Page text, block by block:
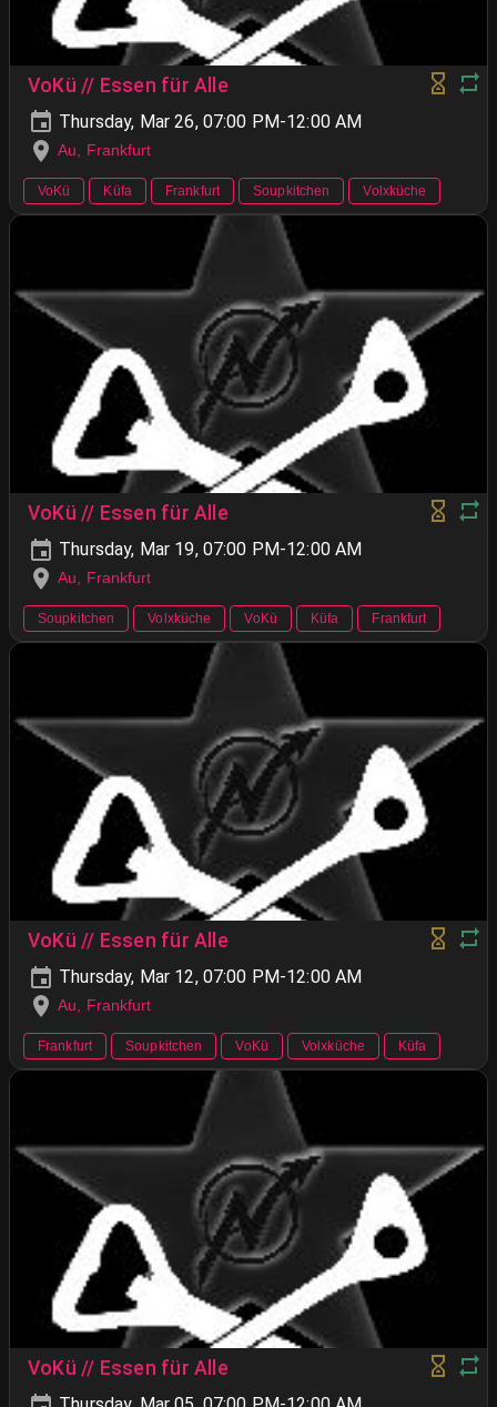
VoKü // Essen für Alle
Thursday, Mar 26, 07:00 PM-12:00 AM
Au, Frankfurt
VoKü Küfa Frankfurt Soupkitchen Volxküche
VoKü // Essen für Alle
Thursday, Mar 19, 07:00 PM-12:00 AM
Au, Frankfurt
Soupkitchen Volxküche VoKü Küfa Frankfurt
VoKü // Essen für Alle
Thursday, Mar 12, 07:00 PM-12:00 AM
Au, Frankfurt
Frankfurt Soupkitchen VoKü Volxküche Küfa
VoKü // Essen für Alle